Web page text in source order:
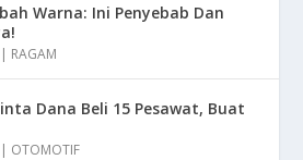
Warna: Ini Penyebab Dan
| RAGAM
Dana Beli 15 Pesawat, Buat
| OTOMOTIF